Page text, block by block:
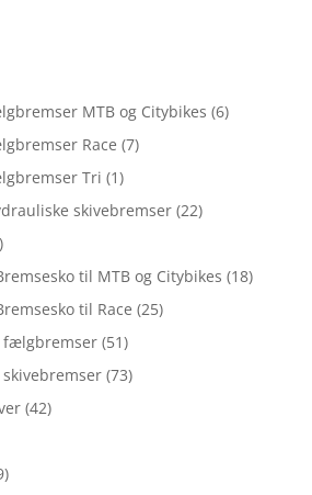
MTB og Citybikes (6)
Race (7)
Tri (1)
skivebremser (22)
til MTB og Citybikes (18)
til Race (25)
fælgbremser (51)
(73)
(42)